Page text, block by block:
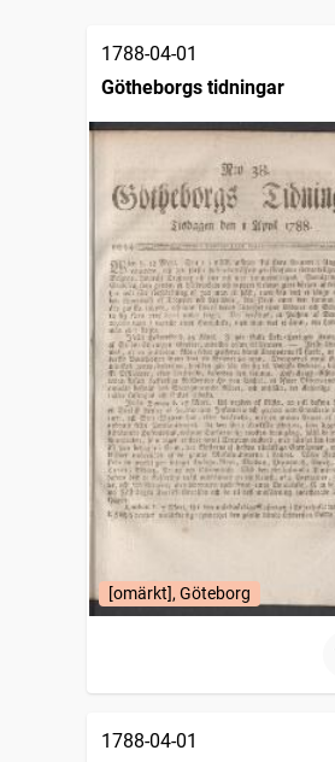
1788-04-01
Götheborgs tidningar
[omärkt], Göteborg
1788-04-01